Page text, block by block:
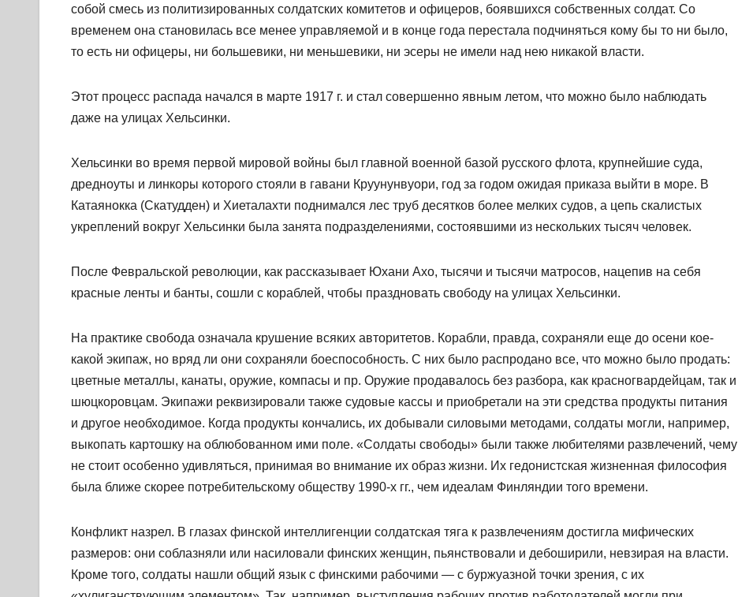
собой смесь из политизированных солдатских комитетов и офицеров, боявшихся собственных солдат. Со
временем она становилась все менее управляемой и в конце года перестала подчиняться кому бы то ни было,
то есть ни офицеры, ни большевики, ни меньшевики, ни эсеры не имели над нею никакой власти.
Этот процесс распада начался в марте 1917 г. и стал совершенно явным летом, что можно было наблюдать
даже на улицах Хельсинки.
Хельсинки во время первой мировой войны был главной военной базой русского флота, крупнейшие суда,
дредноуты и линкоры которого стояли в гавани Круунунвуори, год за годом ожидая приказа выйти в море. В
Катаянокка (Скатудден) и Хиеталахти поднимался лес труб десятков более мелких судов, а цепь скалистых
укреплений вокруг Хельсинки была занята подразделениями, состоявшими из нескольких тысяч человек.
После Февральской революции, как рассказывает Юхани Ахо, тысячи и тысячи матросов, нацепив на себя
красные ленты и банты, сошли с кораблей, чтобы праздновать свободу на улицах Хельсинки.
На практике свобода означала крушение всяких авторитетов. Корабли, правда, сохраняли еще до осени кое-
какой экипаж, но вряд ли они сохраняли боеспособность. С них было распродано все, что можно было продать:
цветные металлы, канаты, оружие, компасы и пр. Оружие продавалось без разбора, как красногвардейцам, так и
шюцкоровцам. Экипажи реквизировали также судовые кассы и приобретали на эти средства продукты питания
и другое необходимое. Когда продукты кончались, их добывали силовыми методами, солдаты могли, например,
выкопать картошку на облюбованном ими поле. «Солдаты свободы» были также любителями развлечений, чему
не стоит особенно удивляться, принимая во внимание их образ жизни. Их гедонистская жизненная философия
была ближе скорее потребительскому обществу 1990-х гг., чем идеалам Финляндии того времени.
Конфликт назрел. В глазах финской интеллигенции солдатская тяга к развлечениям достигла мифических
размеров: они соблазняли или насиловали финских женщин, пьянствовали и дебоширили, невзирая на власти.
Кроме того, солдаты нашли общий язык с финскими рабочими — с буржуазной точки зрения, с их